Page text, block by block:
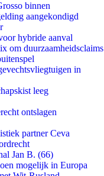
binnen
aangekondigd
hybride aanval
om duurzaamheidsclaims
in
leeg
ontslagen
partner Ceva
Jan B. (66)
mogelijk in Europa